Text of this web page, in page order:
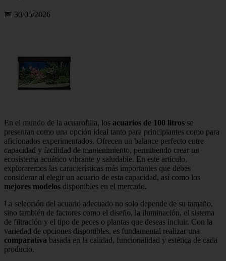
📅 30/05/2026
En el mundo de la acuarofilia, los acuarios de 100 litros se
presentan como una opción ideal tanto para principiantes como para
aficionados experimentados. Ofrecen un balance perfecto entre
capacidad y facilidad de mantenimiento, permitiendo crear un
ecosistema acuático vibrante y saludable. En este artículo,
exploraremos las características más importantes que debes
considerar al elegir un acuario de esta capacidad, así como los
mejores modelos disponibles en el mercado.
La selección del acuario adecuado no solo depende de su tamaño,
sino también de factores como el diseño, la iluminación, el sistema
de filtración y el tipo de peces o plantas que deseas incluir. Con la
variedad de opciones disponibles, es fundamental realizar una
comparativa basada en la calidad, funcionalidad y estética de cada
producto.